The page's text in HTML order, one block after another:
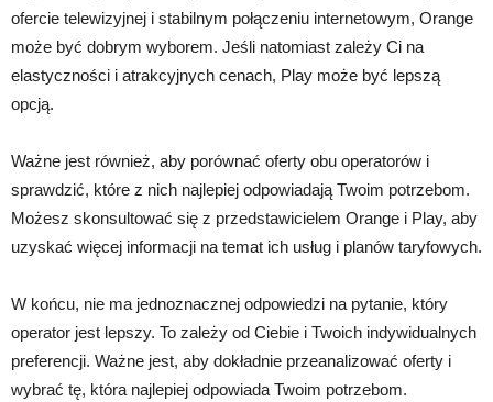
ofercie telewizyjnej i stabilnym połączeniu internetowym, Orange
może być dobrym wyborem. Jeśli natomiast zależy Ci na
elastyczności i atrakcyjnych cenach, Play może być lepszą
opcją.
Ważne jest również, aby porównać oferty obu operatorów i
sprawdzić, które z nich najlepiej odpowiadają Twoim potrzebom.
Możesz skonsultować się z przedstawicielem Orange i Play, aby
uzyskać więcej informacji na temat ich usług i planów taryfowych.
W końcu, nie ma jednoznacznej odpowiedzi na pytanie, który
operator jest lepszy. To zależy od Ciebie i Twoich indywidualnych
preferencji. Ważne jest, aby dokładnie przeanalizować oferty i
wybrać tę, która najlepiej odpowiada Twoim potrzebom.